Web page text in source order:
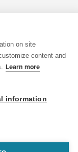
réservés.
Web Development
on site
content and
Learn more
information